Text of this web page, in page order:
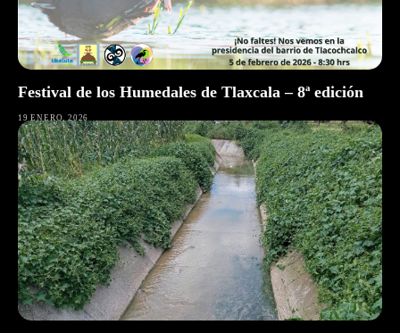
Festival de los Humedales de Tlaxcala – 8ª edición
19 ENERO, 2026